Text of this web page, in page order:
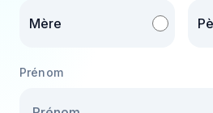
Mère
Prénom